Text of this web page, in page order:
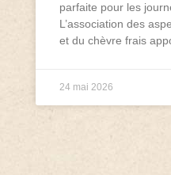
parfaite pour les
L’association des
et du chèvre frais
24 mai 2026